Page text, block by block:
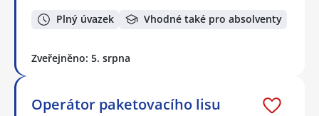
Plný úvazek Vhodné také pro absolventy
Zveřejněno: 5. srpna
Operátor paketovacího lisu